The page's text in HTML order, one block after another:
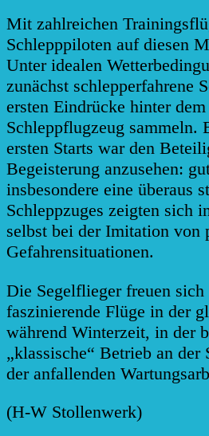
Mit zahlreichen
Schlepppiloten auf diesen
Unter idealen
zunächst schlepperfahrene
ersten Eindrücke hinter dem
Schleppflugzeug sammeln.
ersten Starts war den
Begeisterung anzusehen:
insbesondere eine überaus
Schleppzuges zeigten sich
selbst bei der Imitation von
Gefahrensituationen.
Die Segelflieger freuen
faszinierende Flüge in der
während Winterzeit, in der
„klassische“ Betrieb an der
der anfallenden
(H-W Stollenwerk)